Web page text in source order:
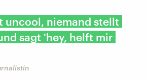
uncool, niemand stellt
sagt 'hey, helft mir